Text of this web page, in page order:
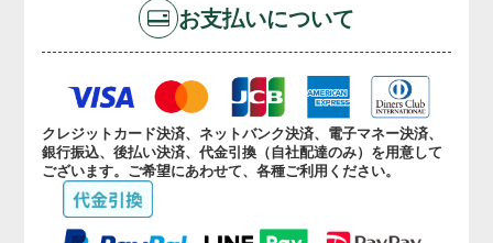
お支払いについて
クレジットカード決済、ネットバンク決済、電子マネー決済、
銀行振込、後払い決済、代金引換（自社配達のみ）を用意して
ございます。ご希望にあわせて、各種ご利用ください。